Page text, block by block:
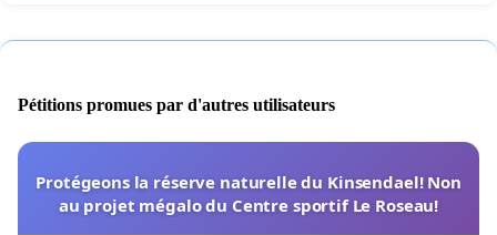
Pétitions promues par d'autres utilisateurs
Protégeons la réserve naturelle du Kinsendael! Non
au projet mégalo du Centre sportif Le Roseau!